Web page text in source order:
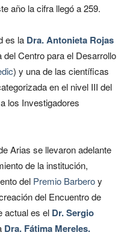
año la cifra llegó a 259.
es la Dra. Antonieta Rojas
del Centro para el Desarrollo
) y una de las científicas
en el nivel III del
los Investigadores
Arias se llevaron adelante
de la institución,
del Premio Barberoy
del Encuentro de
actual es el Dr.Sergio
Dra. Fátima Mereles.